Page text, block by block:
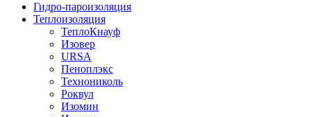
Гидро-пароизоляция
Теплоизоляция
ТеплоКнауф
Изовер
URSA
Пеноплэкс
Технониколь
Роквул
Изомин